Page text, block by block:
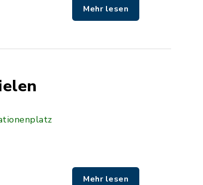
Mehr lesen
Mehr lesen